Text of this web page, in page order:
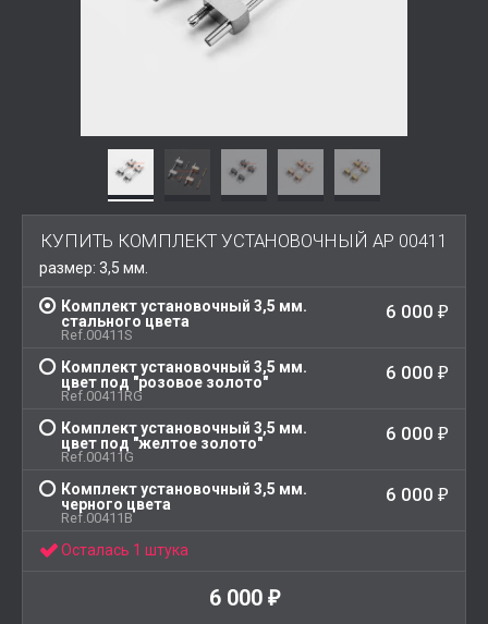
КУПИТЬ КОМПЛЕКТ УСТАНОВОЧНЫЙ AP 00411
размер: 3,5 мм.
Комплект установочный 3,5 мм.
стального цвета
Ref.00411S
6 000 ₽
Комплект установочный 3,5 мм.
цвет под "розовое золото"
Ref.00411RG
6 000 ₽
Комплект установочный 3,5 мм.
цвет под "желтое золото"
Ref.00411G
6 000 ₽
Комплект установочный 3,5 мм.
черного цвета
Ref.00411B
6 000 ₽
Осталась 1 штука
6 000 ₽